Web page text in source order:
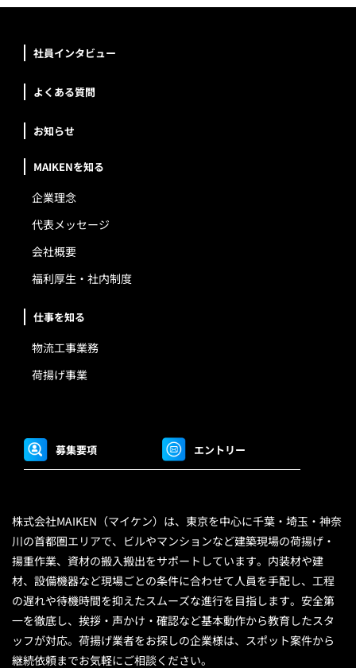
社員インタビュー
よくある質問
お知らせ
MAIKENを知る
企業理念
代表メッセージ
会社概要
福利厚生・社内制度
仕事を知る
物流工事業務
荷揚げ事業
募集要項 エントリー
株式会社MAIKEN（マイケン）は、東京を中心に千葉・埼玉・神奈
川の首都圏エリアで、ビルやマンションなど建築現場の荷揚げ・
揚重作業、資材の搬入搬出をサポートしています。内装材や建
材、設備機器など現場ごとの条件に合わせて人員を手配し、工程
の遅れや待機時間を抑えたスムーズな進行を目指します。安全第
一を徹底し、挨拶・声かけ・確認など基本動作から教育したスタ
ッフが対応。荷揚げ業者をお探しの企業様は、スポット案件から
継続依頼までお気軽にご相談ください。